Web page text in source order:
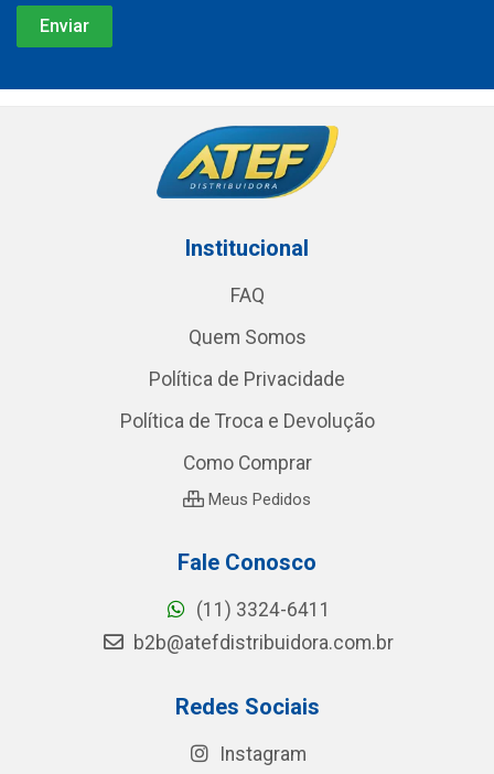
Institucional
FAQ
Quem Somos
Política de Privacidade
Política de Troca e Devolução
Como Comprar
Meus Pedidos
Fale Conosco
(11) 3324-6411
b2b@atefdistribuidora.com.br
Redes Sociais
Instagram